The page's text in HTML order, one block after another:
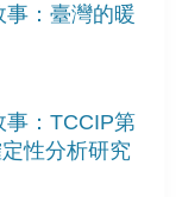
：臺灣的暖
事：TCCIP第
性分析研究